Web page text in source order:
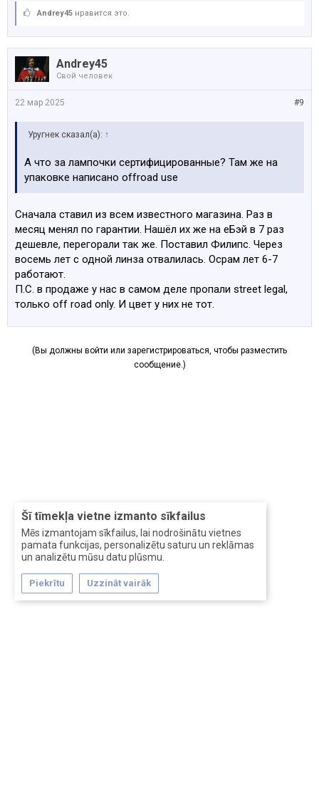
Šī tīmekļa vietne izmanto sīkfailus
Mēs izmantojam sīkfailus, lai nodrošinātu vietnes
pamata funkcijas, personalizētu saturu un reklāmas
un analizētu mūsu datu plūsmu.
Piekrītu Uzzināt vairāk
Andrey45 нравится это.
Andrey45
Свой человек
#9
22 мар 2025
Уругнек сказал(а): ↑
А что за лампочки сертифицированные? Там же на
упаковке написано offroad use
Сначала ставил из всем известного магазина. Раз в
месяц менял по гарантии. Нашёл их же на еБэй в 7 раз
дешевле, перегорали так же. Поставил Филипс. Через
восемь лет с одной линза отвалилась. Осрам лет 6-7
работают.
П.С. в продаже у нас в самом деле пропали street legal,
только off road only. И цвет у них не тот.
(Вы должны войти или зарегистрироваться, чтобы разместить
сообщение.)